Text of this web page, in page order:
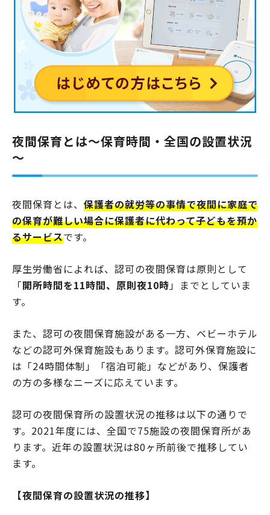
夜間保育とは～保育時間・全国の設置状況
～
夜間保育とは、 保護者の就労等の事情で夜間に家庭で
の保育が難しい場合に保護者に代わって子どもを預か
るサービスです。
厚生労働省によれば、認可の夜間保育は原則として
「開所時間を11時間、原則夜10時」までとしていま
す。
また、認可の夜間保育施設がある一方、ベビーホテル
などの認可外保育施設もあります。認可外保育施設に
は「24時間体制」「宿泊可能」などがあり、保護者
の方の多様なニーズに応えています。
認可の夜間保育所の設置状況の推移は以下の通りで
す。2021年度には、全国で75施設の夜間保育所があ
ります。近年の設置状況は80ヶ所前後で推移してい
ます。
【夜間保育の設置状況の推移】